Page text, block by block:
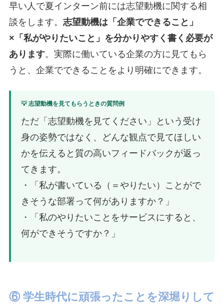
早い人で夏インターン前には志望動機に関する相
談をします。 志望動機は「企業でできること」
×「私がやりたいこと」を分かりやすく書く必要が
あります。実際に働いている企業の方に見てもら
うと、企業でできることをより明確にできます。
💡 志望動機を見てもらうときの質問例
ただ「志望動機を見てください」という受け
身の姿勢ではなく、どんな観点で見てほしい
かを伝えると質の高いフィードバックが返っ
てきます。
・「私が書いている（＝やりたい）ことがで
きそうな部署って何がありますか？」
・「私のやりたいことをサービスにすると、
何ができそうですか？」
⑥ 学生時代に頑張ったことを深堀りして